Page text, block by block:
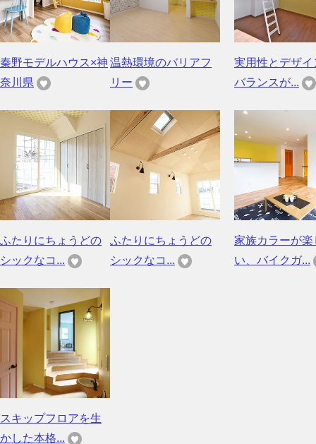
秦野モデルハウス×神
奈川県
温熱環境のバリアフ
リー
実用性とデザイ
バランスが...
ふたりにちょうどの
シックなコ...
ふたりにちょうどの
シックなコ...
家族カラーが楽
い、バイクガ...
スキップフロアを生
かした本格...